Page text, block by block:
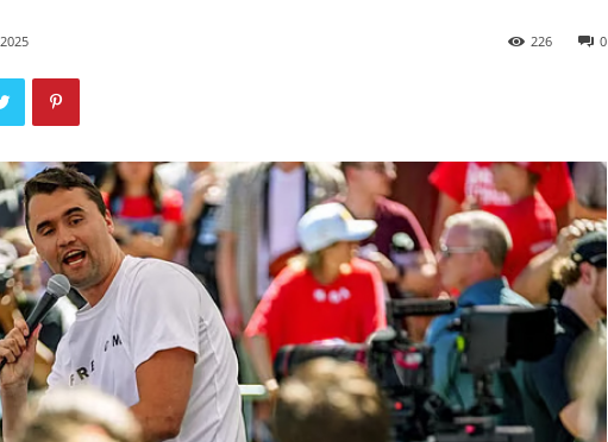
0
226